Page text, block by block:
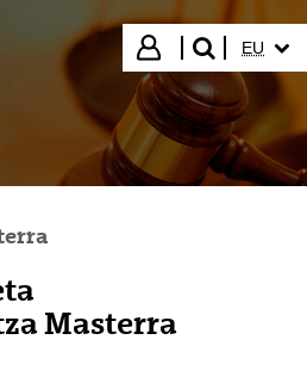
Hasi saioa
bilatu"
EU
Masterra